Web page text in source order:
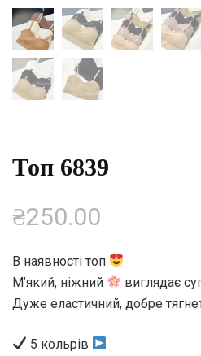
Топ 6839
₴250.00
В наявності топ
М’який, ніжний
виглядає
Дуже еластичний, добре
5 кольрів